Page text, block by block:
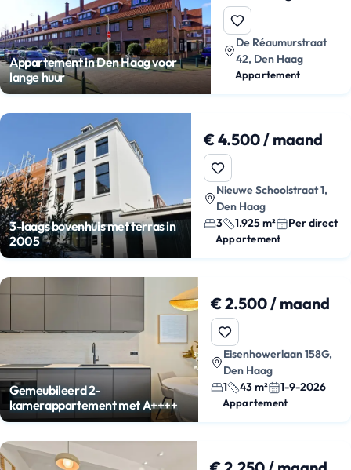
Appartement in Den Haag voor
lange huur
De Réaumurstraat
42, Den Haag
Appartement
3-laags bovenhuis met terras in
2005
€ 4.500 / maand
Nieuwe Schoolstraat 1,
Den Haag
3
1.925 m² Per direct
Appartement
Gemeubileerd 2-
kamerappartement met A++++
€ 2.500 / maand
Eisenhowerlaan 158G,
Den Haag
1
43 m² 1-9-2026
Appartement